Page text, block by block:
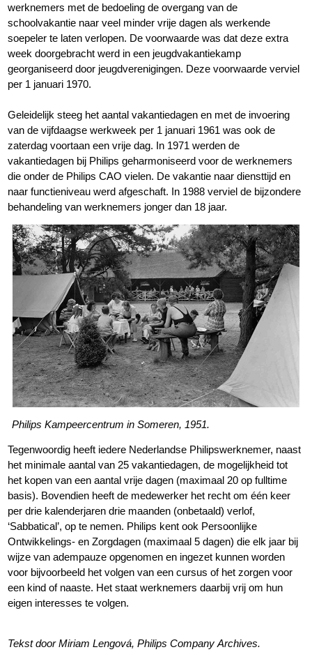
werknemers met de bedoeling de overgang van de
schoolvakantie naar veel minder vrije dagen als werkende
soepeler te laten verlopen. De voorwaarde was dat deze extra
week doorgebracht werd in een jeugdvakantiekamp
georganiseerd door jeugdverenigingen. Deze voorwaarde verviel
per 1 januari 1970.
Geleidelijk steeg het aantal vakantiedagen en met de invoering
van de vijfdaagse werkweek per 1 januari 1961 was ook de
zaterdag voortaan een vrije dag. In 1971 werden de
vakantiedagen bij Philips geharmoniseerd voor de werknemers
die onder de Philips CAO vielen. De vakantie naar diensttijd en
naar functieniveau werd afgeschaft. In 1988 verviel de bijzondere
behandeling van werknemers jonger dan 18 jaar.
Philips Kampeercentrum in Someren, 1951.
Tegenwoordig heeft iedere Nederlandse Philipswerknemer, naast
het minimale aantal van 25 vakantiedagen, de mogelijkheid tot
het kopen van een aantal vrije dagen (maximaal 20 op fulltime
basis). Bovendien heeft de medewerker het recht om één keer
per drie kalenderjaren drie maanden (onbetaald) verlof,
‘Sabbatical’, op te nemen. Philips kent ook Persoonlijke
Ontwikkelings- en Zorgdagen (maximaal 5 dagen) die elk jaar bij
wijze van adempauze opgenomen en ingezet kunnen worden
voor bijvoorbeeld het volgen van een cursus of het zorgen voor
een kind of naaste. Het staat werknemers daarbij vrij om hun
eigen interesses te volgen.
Tekst door Miriam Lengová, Philips Company Archives.